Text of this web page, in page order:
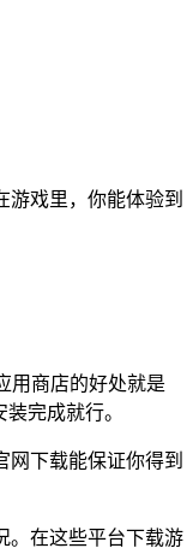
游戏里，你能体验到
用商店的好处就是
完成就行。
下载能保证你得到
。在这些平台下载游